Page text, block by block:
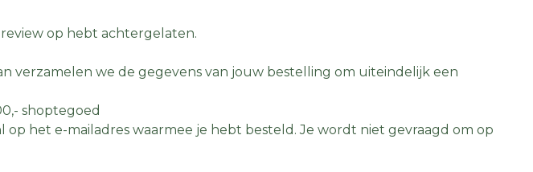
op hebt achtergelaten.
verzamelen we de gegevens van jouw bestelling om uiteindelijk een
shoptegoed
het e-mailadres waarmee je hebt besteld. Je wordt niet gevraagd om op